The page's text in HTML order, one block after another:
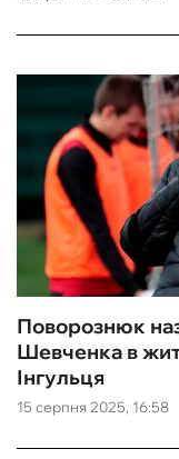
15 серпня 2025, 16:58
Поворознюк
Шевченка в
Інгульця